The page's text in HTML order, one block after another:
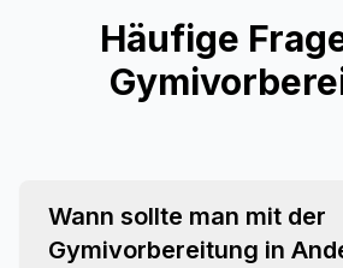
Häufige
Wann sollte man mit der
Gymivorbereitung in